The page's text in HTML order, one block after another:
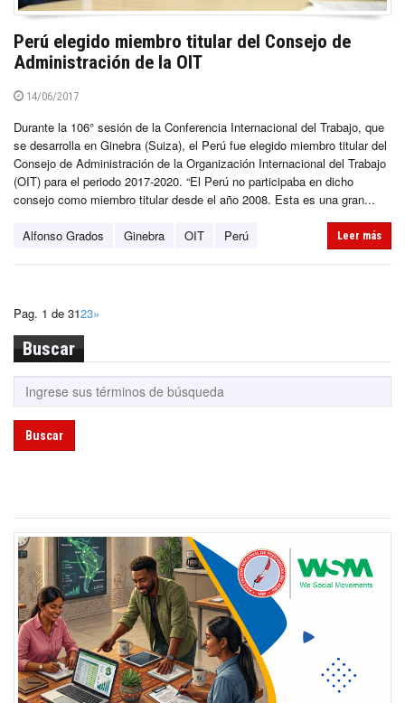
Perú elegido miembro titular del Consejo de
Administración de la OIT
14/06/2017
Durante la 106° sesión de la Conferencia Internacional del Trabajo, que
se desarrolla en Ginebra (Suiza), el Perú fue elegido miembro titular del
Consejo de Administración de la Organización Internacional del Trabajo
(OIT) para el periodo 2017-2020. “El Perú no participaba en dicho
consejo como miembro titular desde el año 2008. Esta es una gran...
Alfonso Grados Ginebra OIT Perú Leer más
Pag. 1 de 3123»
Buscar
Buscar